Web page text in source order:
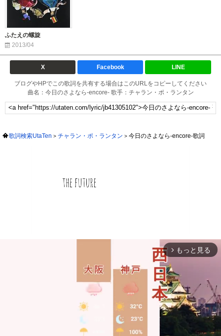
ふたえの螺旋
2013/04
X Facebook LINE
ブログやHPでこの歌詞を共有する場合はこのURLをコピーしてください
曲名：今日のさよなら-encore- 歌手：チャラン・ポ・ランタン
歌詞検索UtaTen チャラン・ポ・ランタン 今日のさよなら-encore-歌詞
arrow_forward_ios もっと見る